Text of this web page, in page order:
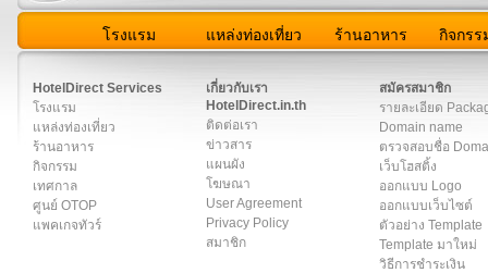
โรงแรม แหล่งท่องเที่ยว ร้านอาหาร กิจกรร
HotelDirect Services
โรงแรม
แหล่งท่องเที่ยว
ร้านอาหาร
กิจกรรม
เทศกาล
ศูนย์ OTOP
แพคเกจทัวร์
เกี่ยวกับเรา
HotelDirect.in.th
ติดต่อเรา
ข่าวสาร
แผนผัง
โฆษณา
User Agreement
Privacy Policy
สมาชิก
สมัครสมาชิก
รายละเอียด
Domain name
ตรวจสอบชื่อ
เว็บโฮสติ้ง
ออกแบบ Logo
ออกแบบเว็บไซต์
ตัวอย่าง Template
Template มาใหม่
วิธีการชำระเงิน